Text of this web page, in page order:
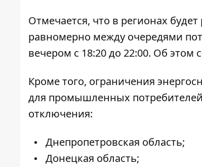
Отмечается, что в регионах
равномерно между очередями
вечером с 18:20 до 22:00. Об
Кроме того, ограничения
для промышленных
отключения:
Днепропетровская область;
Донецкая область;